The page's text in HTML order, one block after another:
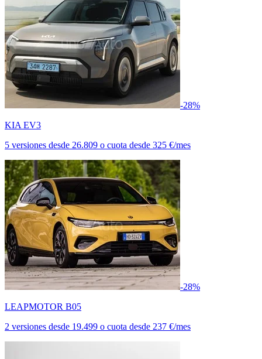
-28%
KIA EV3
5 versiones desde 26.809 o cuota desde 325 €/mes
-28%
LEAPMOTOR B05
2 versiones desde 19.499 o cuota desde 237 €/mes